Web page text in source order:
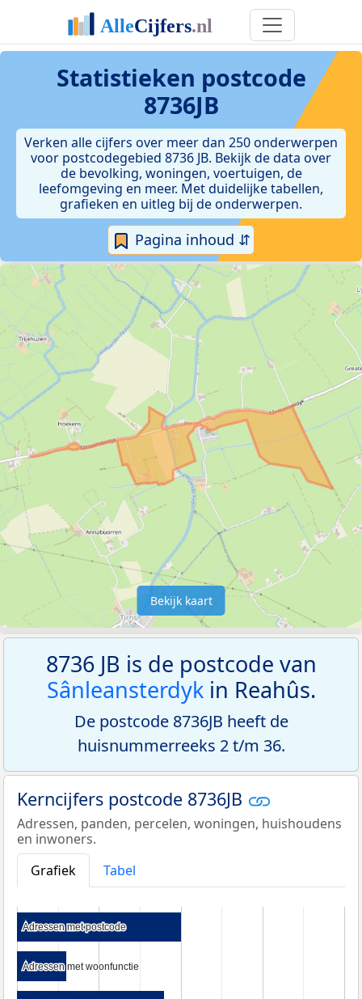
Statistieken postcode
8736JB
Verken alle cijfers over meer dan 250 onderwerpen
voor postcodegebied 8736 JB. Bekijk de data over
de bevolking, woningen, voertuigen, de
leefomgeving en meer. Met duidelijke tabellen,
grafieken en uitleg bij de onderwerpen.
Pagina inhoud ⇵
Bekijk kaart
8736 JB is de postcode van
Sânleansterdykin Reahûs.
De postcode 8736JB heeft de
huisnummerreeks 2 t/m 36.
Kerncijfers postcode 8736JB
Adressen, panden, percelen, woningen, huishoudens
en inwoners.
Grafiek
Tabel
Adressen met postcode
Adressen met postcode
Adressen met woonfunctie
Adressen met woonfunctie